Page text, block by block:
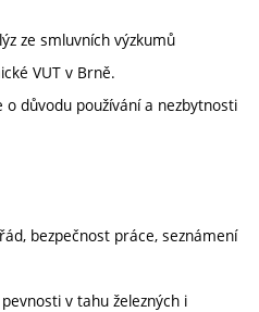
ze smluvních výzkumů
VUT v Brně.
o důvodu používání a nezbytnosti
bezpečnost práce, seznámení
v tahu železných i